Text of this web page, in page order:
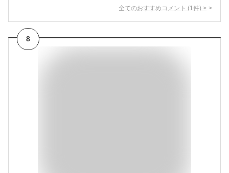
全てのおすすめコメント (1 件) >
8